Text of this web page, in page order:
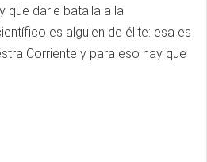
que darle batalla a la
es alguien de élite: esa es
Corriente y para eso hay que